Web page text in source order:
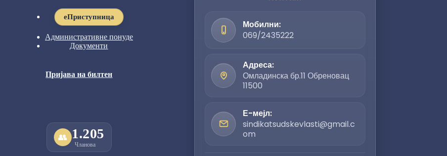
eПриступница
Административне понуде
Документи
Пријава на билтен
👥 1.205
Чланова
Мобилни:
069/2435222
Адреса:
Омладинска бр.11 Обреновац
11500
Е-мејл:
sindikatsudskevlasti@gmail.c
om